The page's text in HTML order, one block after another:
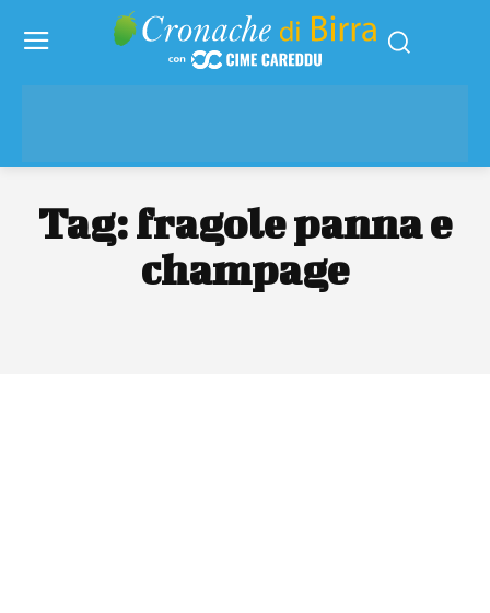
Tag:fragole panna e
champage